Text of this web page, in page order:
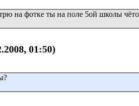
на фотке ты на поле 5ой школы
01:50)